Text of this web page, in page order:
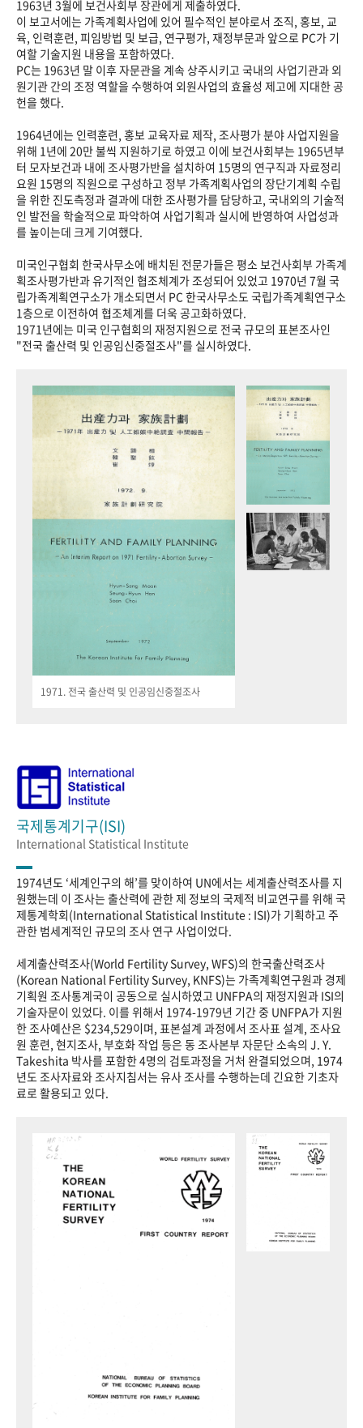
1963년 3월에 보건사회부 장관에게 제출하였다.
이 보고서에는 가족계획사업에 있어 필수적인 분야로서 조직, 홍보, 교
육, 인력훈련, 피임방법 및 보급, 연구평가, 재정부문과 앞으로 PC가 기
여할 기술지원 내용을 포함하였다.
PC는 1963년 말 이후 자문관을 계속 상주시키고 국내의 사업기관과 외
원기관 간의 조정 역할을 수행하여 외원사업의 효율성 제고에 지대한 공
헌을 했다.
1964년에는 인력훈련, 홍보 교육자료 제작, 조사평가 분야 사업지원을
위해 1년에 20만 불씩 지원하기로 하였고 이에 보건사회부는 1965년부
터 모자보건과 내에 조사평가반을 설치하여 15명의 연구직과 자료정리
요원 15명의 직원으로 구성하고 정부 가족계획사업의 장단기계획 수립
을 위한 진도측정과 결과에 대한 조사평가를 담당하고, 국내외의 기술적
인 발전을 학술적으로 파악하여 사업기획과 실시에 반영하여 사업성과
를 높이는데 크게 기여했다.
미국인구협회 한국사무소에 배치된 전문가들은 평소 보건사회부 가족계
획조사평가반과 유기적인 협조체계가 조성되어 있었고 1970년 7월 국
립가족계획연구소가 개소되면서 PC 한국사무소도 국립가족계획연구소
1층으로 이전하여 협조체계를 더욱 공고화하였다.
1971년에는 미국 인구협회의 재정지원으로 전국 규모의 표본조사인
"전국 출산력 및 인공임신중절조사"를 실시하였다.
1971. 전국 출산력 및 인공임신중절조사
국제통계기구(ISI)
International Statistical Institute
1974년도 ‘세계인구의 해’를 맞이하여 UN에서는 세계출산력조사를 지
원했는데 이 조사는 출산력에 관한 제 정보의 국제적 비교연구를 위해 국
제통계학회(International Statistical Institute : ISI)가 기획하고 주
관한 범세계적인 규모의 조사 연구 사업이었다.
세계출산력조사(World Fertility Survey, WFS)의 한국출산력조사
(Korean National Fertility Survey, KNFS)는 가족계획연구원과 경제
기획원 조사통계국이 공동으로 실시하였고 UNFPA의 재정지원과 ISI의
기술자문이 있었다. 이를 위해서 1974-1979년 기간 중 UNFPA가 지원
한 조사예산은 $234,529이며, 표본설계 과정에서 조사표 설계, 조사요
원 훈련, 현지조사, 부호화 작업 등은 동 조사본부 자문단 소속의 J. Y.
Takeshita 박사를 포함한 4명의 검토과정을 거처 완결되었으며, 1974
년도 조사자료와 조사지침서는 유사 조사를 수행하는데 긴요한 기초자
료로 활용되고 있다.